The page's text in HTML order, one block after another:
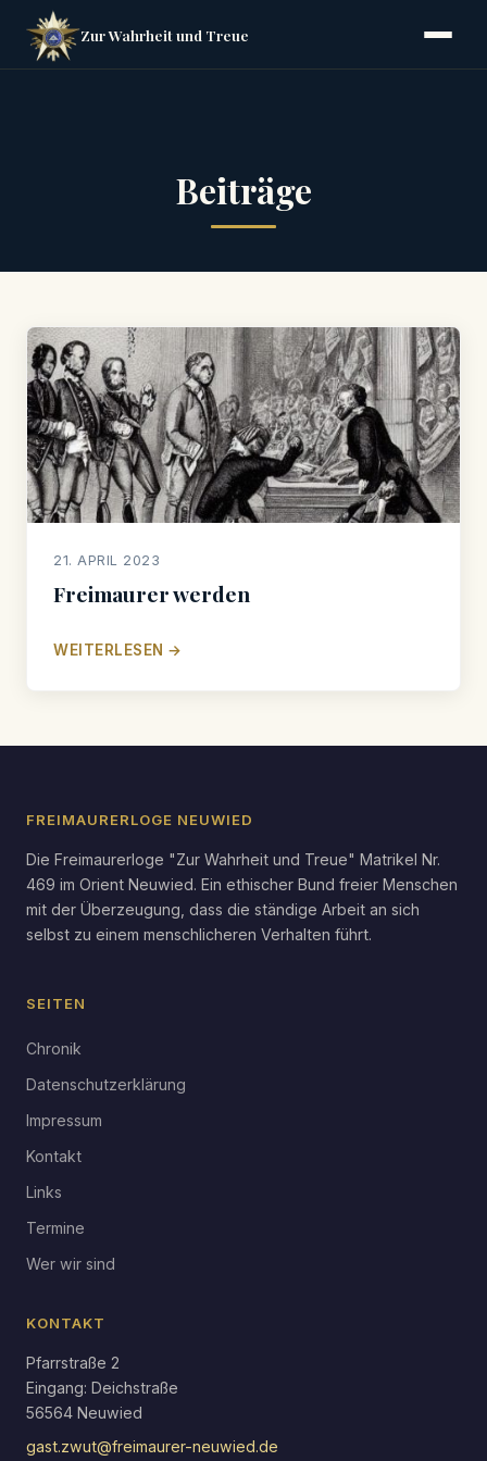
Zur Wahrheit und Treue
Beiträge
21. APRIL 2023
Freimaurer werden
WEITERLESEN →
FREIMAURERLOGE NEUWIED
Die Freimaurerloge "Zur Wahrheit und Treue" Matrikel Nr.
469 im Orient Neuwied. Ein ethischer Bund freier Menschen
mit der Überzeugung, dass die ständige Arbeit an sich
selbst zu einem menschlicheren Verhalten führt.
SEITEN
Chronik
Datenschutzerklärung
Impressum
Kontakt
Links
Termine
Wer wir sind
KONTAKT
Pfarrstraße 2
Eingang: Deichstraße
56564 Neuwied
gast.zwut@freimaurer-neuwied.de